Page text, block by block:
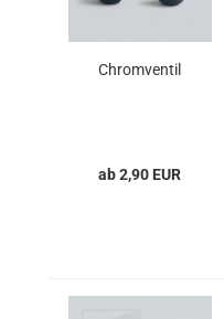
Chromventil
ab 2,90 EUR